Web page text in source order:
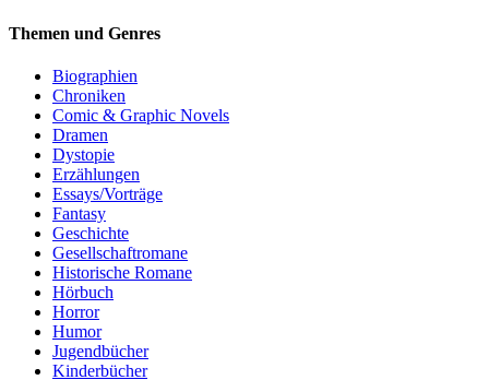
Themen und Genres
Biographien
Chroniken
Comic & Graphic Novels
Dramen
Dystopie
Erzählungen
Essays/Vorträge
Fantasy
Geschichte
Gesellschaftromane
Historische Romane
Hörbuch
Horror
Humor
Jugendbücher
Kinderbücher